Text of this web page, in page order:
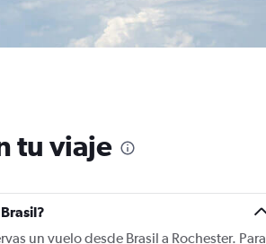
tu viaje
un vuelo desde Brasil a Rochester. Para